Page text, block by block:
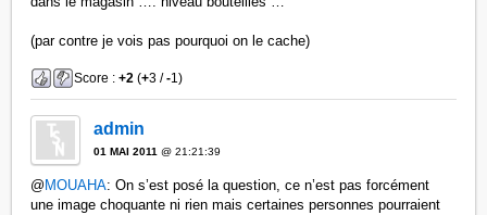
(par contre je vois pas pourquoi on le cache)
Score :+2 (+3 /-1)
admin
01 MAI 2011 @ 21:21:39
@ MOUAHA: On s’est posé la question, ce n’est pas forcément
une image choquante ni rien mais certaines personnes pourraient